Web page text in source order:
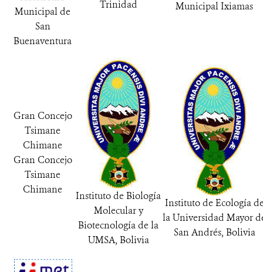
Municipal de
San
Buenaventura
Trinidad
Municipal Ixiamas
Gran Concejo
Tsimane
Chimane
Gran Concejo
Tsimane
Chimane
Instituto de Biología
Molecular y
Biotecnología de la
UMSA, Bolivia
Instituto de Ecología
la Universidad Mayor
San Andrés, Bolivia